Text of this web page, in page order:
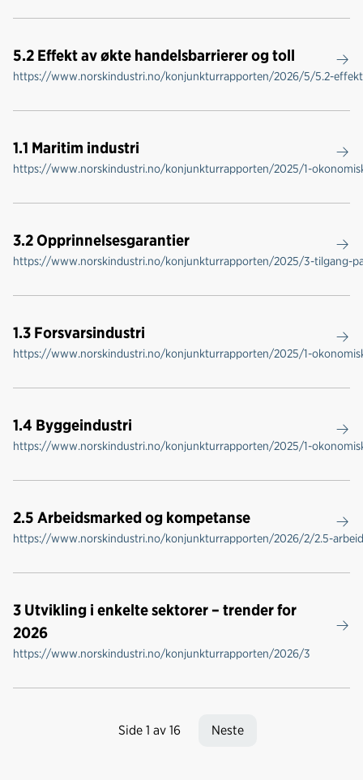
5.2 Effekt av økte handelsbarrierer og toll
https://www.norskindustri.no/konjunkturrapporten/2026/5/5.2-
1.1 Maritim industri
https://www.norskindustri.no/konjunkturrapporten/2025/1-
3.2 Opprinnelsesgarantier
https://www.norskindustri.no/konjunkturrapporten/2025/3-tilgang-
1.3 Forsvarsindustri
https://www.norskindustri.no/konjunkturrapporten/2025/1-
1.4 Byggeindustri
https://www.norskindustri.no/konjunkturrapporten/2025/1-
2.5 Arbeidsmarked og kompetanse
https://www.norskindustri.no/konjunkturrapporten/2026/2/2.5-
3 Utvikling i enkelte sektorer – trender for
2026
https://www.norskindustri.no/konjunkturrapporten/2026/3
Side 1 av 16 Neste